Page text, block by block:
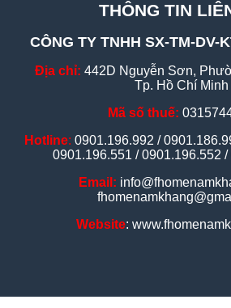
THÔNG TIN
CÔNG TY TNHH SX-TM-DV-
Địa chỉ: 442D Nguyễn Sơn,
Tp. Hồ Chí Minh
Mã số thuế:
Hotline: 0901.196.992 /
0901.196.551 / 0901.196.552
Email:
Website: